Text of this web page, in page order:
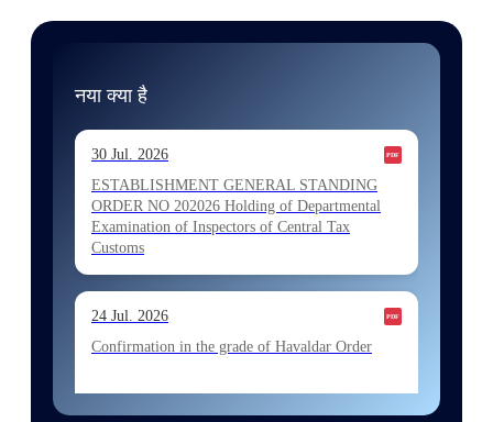
नया क्या है
30 Jul. 2026
ESTABLISHMENT GENERAL STANDING
ORDER NO 202026 Holding of Departmental
Examination of Inspectors of Central Tax
Customs
24 Jul. 2026
Confirmation in the grade of Havaldar Order